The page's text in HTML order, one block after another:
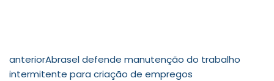
anteriorAbrasel defende manutenção do trabalho
intermitente para criação de empregos